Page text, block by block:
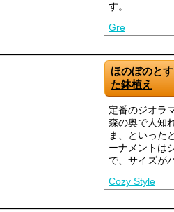
す。
Gre
ほのぼのと
た鉢植え
定番のジオラ
森の奥で人知
ま、といった
ーナメントは
で、サイズが
Cozy Style